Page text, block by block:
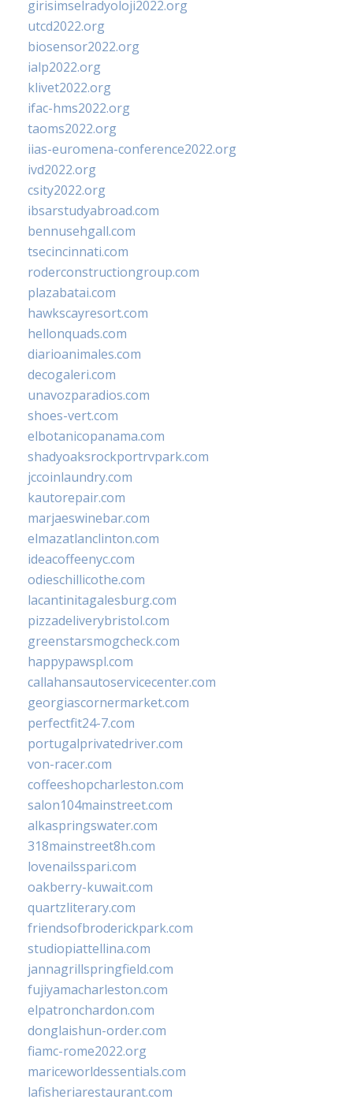
girisimselradyoloji2022.org
utcd2022.org
biosensor2022.org
ialp2022.org
klivet2022.org
ifac-hms2022.org
taoms2022.org
iias-euromena-conference2022.org
ivd2022.org
csity2022.org
ibsarstudyabroad.com
bennusehgall.com
tsecincinnati.com
roderconstructiongroup.com
plazabatai.com
hawkscayresort.com
hellonquads.com
diarioanimales.com
decogaleri.com
unavozparadios.com
shoes-vert.com
elbotanicopanama.com
shadyoaksrockportrvpark.com
jccoinlaundry.com
kautorepair.com
marjaeswinebar.com
elmazatlanclinton.com
ideacoffeenyc.com
odieschillicothe.com
lacantinitagalesburg.com
pizzadeliverybristol.com
greenstarsmogcheck.com
happypawspl.com
callahansautoservicecenter.com
georgiascornermarket.com
perfectfit24-7.com
portugalprivatedriver.com
von-racer.com
coffeeshopcharleston.com
salon104mainstreet.com
alkaspringswater.com
318mainstreet8h.com
lovenailsspari.com
oakberry-kuwait.com
quartzliterary.com
friendsofbroderickpark.com
studiopiattellina.com
jannagrillspringfield.com
fujiyamacharleston.com
elpatronchardon.com
donglaishun-order.com
fiamc-rome2022.org
mariceworldessentials.com
lafisheriarestaurant.com